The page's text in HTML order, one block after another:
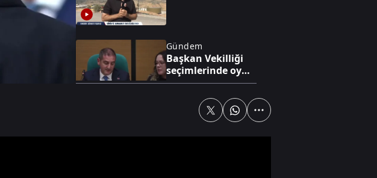
Gündem
Başkan Vekilliği
seçimlerinde oy
iptali skandalı!
Dünya yıldızı